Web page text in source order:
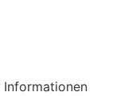
Informationen